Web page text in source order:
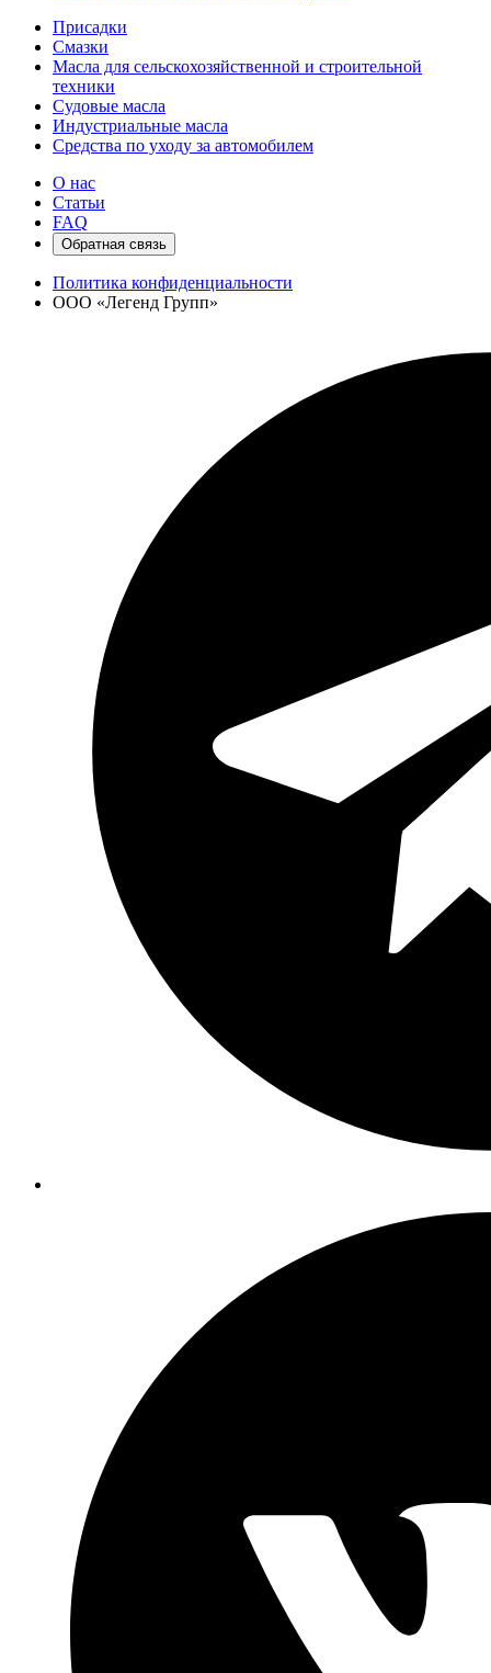
Присадки
Смазки
Масла для сельскохозяйственной и строительной
техники
Судовые масла
Индустриальные масла
Средства по уходу за автомобилем
О нас
Статьи
FAQ
Обратная связь
Политика конфиденциальности
ООО «Легенд Групп»